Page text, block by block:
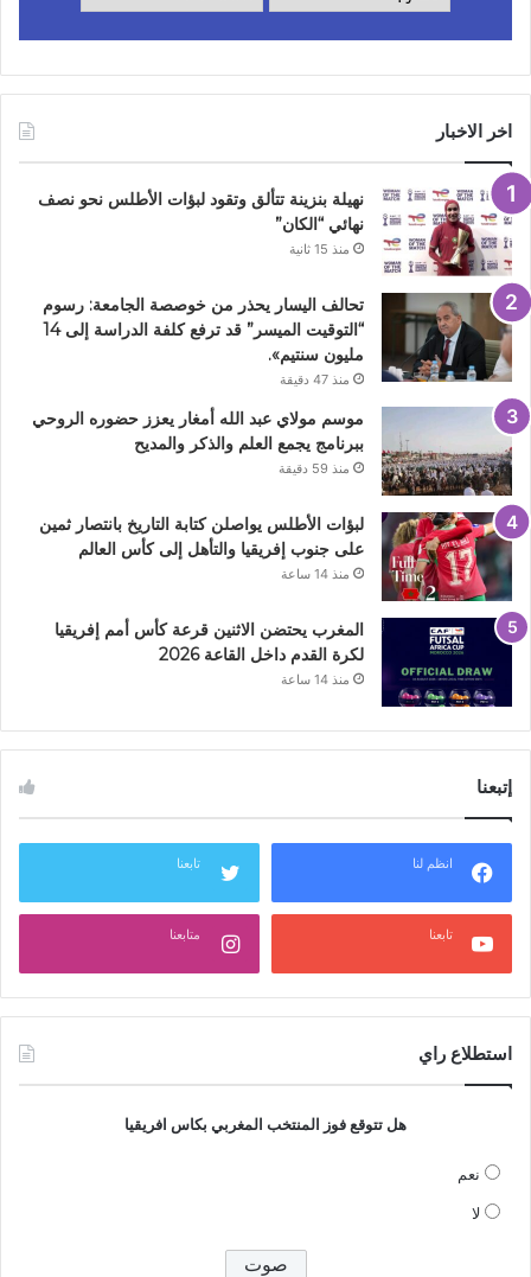
اخر الاخبار
نهيلة بنزينة تتألق وتقود لبؤات الأطلس نحو نصف
نهائي “الكان”
منذ 15 ثانية
تحالف اليسار يحذر من خوصصة الجامعة: رسوم
“التوقيت الميسر” قد ترفع كلفة الدراسة إلى 14
مليون سنتيم».
منذ 47 دقيقة
موسم مولاي عبد الله أمغار يعزز حضوره الروحي
ببرنامج يجمع العلم والذكر والمديح
منذ 59 دقيقة
لبؤات الأطلس يواصلن كتابة التاريخ بانتصار ثمين
على جنوب إفريقيا والتأهل إلى كأس العالم
منذ 14 ساعة
المغرب يحتضن الاثنين قرعة كأس أمم إفريقيا
لكرة القدم داخل القاعة 2026
منذ 14 ساعة
إتبعنا
انظم لنا تابعنا
تابعنا متابعنا
استطلاع راي
هل تتوقع فوز المنتخب المغربي بكاس افريقيا
نعم
لا